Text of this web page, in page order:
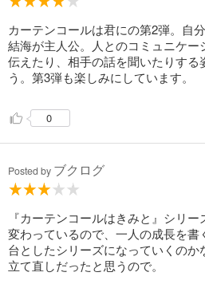
カーテンコールは君にの第2弾。自
結海が主人公。人とのコミュニケ
伝えたり、相手の話を聞いたりす
う。第3弾も楽しみにしています。
0
Posted by ブクログ
『カーテンコールはきみと』シリ
変わっているので、一人の成長を
台としたシリーズになっていくの
立て直しだったと思うので。